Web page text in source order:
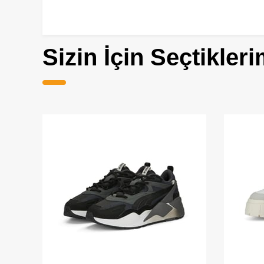
Sizin İçin